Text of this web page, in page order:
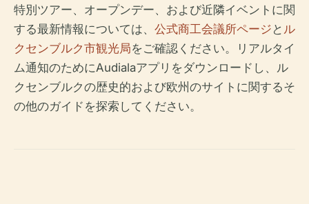
特別ツアー、オープンデー、および近隣イベントに関
する最新情報については、 公式商工会議所ページ と ル
クセンブルク市観光局をご確認ください。リアルタイ
ム通知のためにAudialaアプリをダウンロードし、ル
クセンブルクの歴史的および欧州のサイトに関するそ
の他のガイドを探索してください。